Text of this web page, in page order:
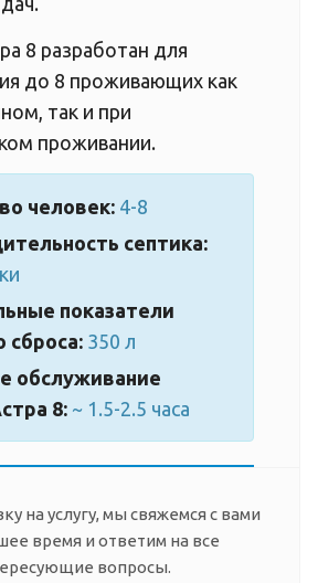
8 разработан для
до 8 проживающих как
так и при
проживании.
человек: 4-8
септика:
показатели
сброса: 350 л
обслуживание
8: ~ 1.5-2.5 часа
на услугу, мы свяжемся с вами
время и ответим на все
вопросы.